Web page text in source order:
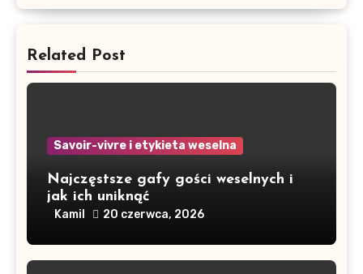
Related Post
Savoir-vivre i etykieta weselna
Najczęstsze gafy gości weselnych i
jak ich uniknąć
Kamil 20 czerwca, 2026